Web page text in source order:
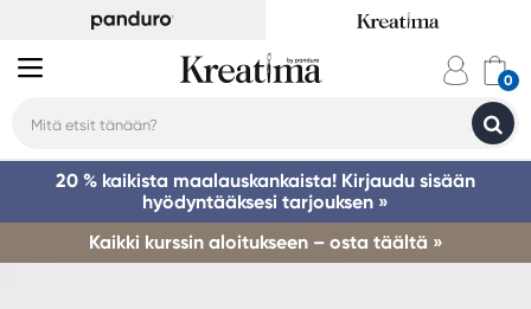
20 % kaikista maalauskankaista! Kirjaudu sisään
hyödyntääksesi tarjouksen »
Kaikki kurssin aloitukseen – osta täältä »